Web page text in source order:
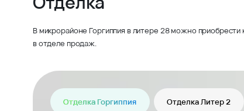
В микрорайоне Горгиппия в литере 28 можно
в отделе продаж.
Отделка Горгиппия Отделка Литер 2